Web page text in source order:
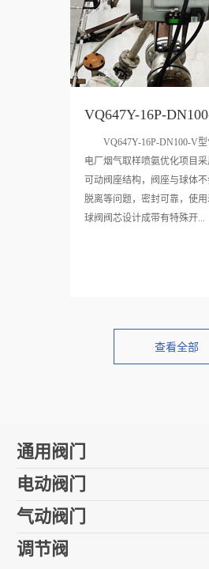
1 2 3 4
VQ647Y-16P-
取样球阀-电厂烟气
VQ647Y-16P-DN100-V
电厂烟气取样喷氨优化项目
可动阀座结构，阀座与球体
脱离等问题，密封可靠，使
球阀阀芯设计成带有特殊开...
查看全部
通用阀门
电动阀门
气动阀门
调节阀